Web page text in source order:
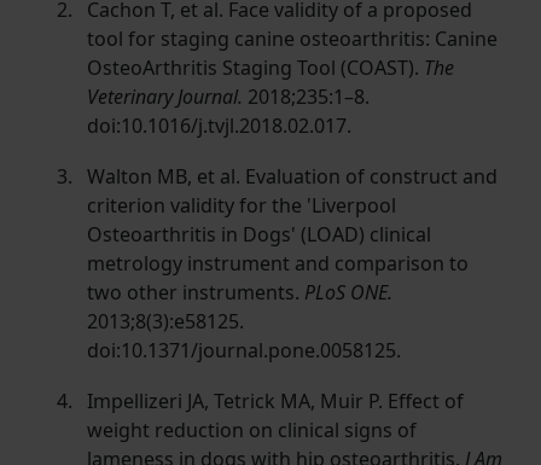
Cachon T, et al. Face validity of a proposed
tool for staging canine osteoarthritis: Canine
OsteoArthritis Staging Tool (COAST). The
Veterinary Journal. 2018;235:1–8.
doi:10.1016/j.tvjl.2018.02.017.
Walton MB, et al. Evaluation of construct and
criterion validity for the 'Liverpool
Osteoarthritis in Dogs' (LOAD) clinical
metrology instrument and comparison to
two other instruments. PLoS ONE.
2013;8(3):e58125.
doi:10.1371/journal.pone.0058125.
Impellizeri JA, Tetrick MA, Muir P. Effect of
weight reduction on clinical signs of
lameness in dogs with hip osteoarthritis. J Am